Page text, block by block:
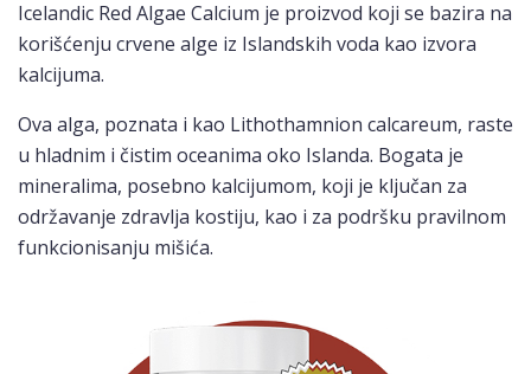
Icelandic Red Algae Calcium je proizvod koji se bazira na
korišćenju crvene alge iz Islandskih voda kao izvora
kalcijuma.
Ova alga, poznata i kao Lithothamnion calcareum, raste
u hladnim i čistim oceanima oko Islanda. Bogata je
mineralima, posebno kalcijumom, koji je ključan za
održavanje zdravlja kostiju, kao i za podršku pravilnom
funkcionisanju mišića.